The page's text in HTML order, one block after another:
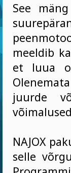
See
meeldib
et luua
juurde
NAJOX
selle